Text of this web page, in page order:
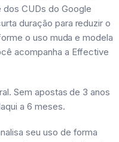
dos CUDs do Google
duração para reduzir o
o uso muda e modela
acompanha a Effective
Sem apostas de 3 anos
a 6 meses.
seu uso de forma